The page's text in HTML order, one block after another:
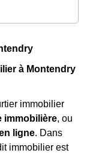
à Montendry
immobilier
immobilière, ou
ligne. Dans
immobilier est